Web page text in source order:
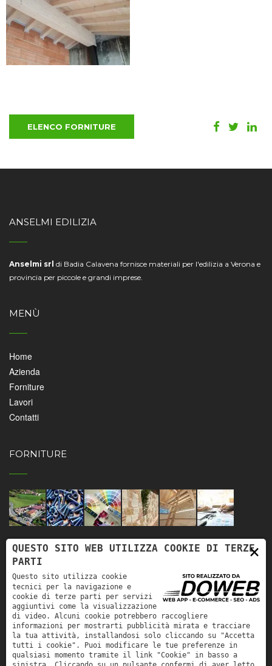
ELENCO FORNITURE
ANSELMI EDILIZIA
Anselmi srl di Badia Calavena fornisce materiali per l'edilizia a Verona e
provincia per piccole e grandi imprese.
MENÙ
Home
Azienda
Forniture
Lavori
Contatti
FORNITURE
CONTATTI
Puoi trovarci ai seguenti contatti
Tel: +39 045 7810526
Email: info@anselmiedilizia.it
×
QUESTO SITO WEB UTILIZZA COOKIE DI TERZE
PARTI
Questo sito utilizza cookie
tecnici per la navigazione e
cookie di terze parti per servizi
aggiuntivi come la visualizzazione
di video. Alcuni cookie potrebbero raccogliere
informazioni per mostrarti pubblicità mirata e tracciare
la tua attività, installandosi solo cliccando su "Accetta
tutti i cookie". Puoi modificare le tue preferenze in
qualsiasi momento tramite il link "Cookie" in basso a